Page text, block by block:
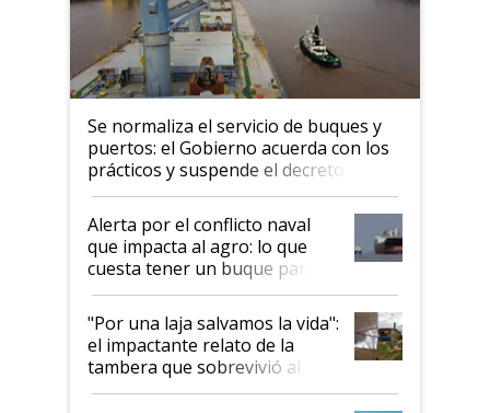
Se normaliza el servicio de buques y
puertos: el Gobierno acuerda con los
prácticos y suspende el decreto de
desregulación
Alerta por el conflicto naval
que impacta al agro: lo que
cuesta tener un buque parado
y el peligro de que Argentina
pase a ser "país sucio"
"Por una laja salvamos la vida":
el impactante relato de la
tambera que sobrevivió al
tornado